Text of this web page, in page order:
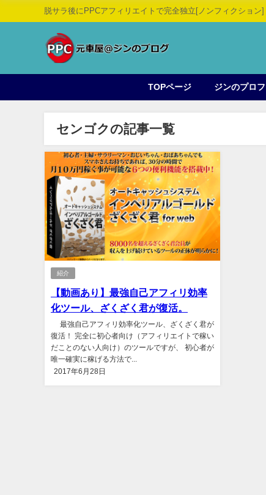
脱サラ後にPPCアフィリエイトで完全独立[ノンフィクション]
TOPページ ジンのプロ
センゴクの記事一覧
紹介
【動画あり】最強自己アフィリ効率
化ツール、ざくざく君が復活。
最強自己アフィリ効率化ツール、ざくざく君が
復活！ 完全に初心者向け（アフィリエイトで稼い
だことのない人向け）のツールですが、 初心者が
唯一確実に稼げる方法で...
2017年6月28日